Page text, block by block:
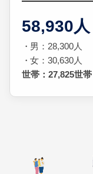
58,930人
男：28,300人
女：30,630人
世帯：27,825世帯